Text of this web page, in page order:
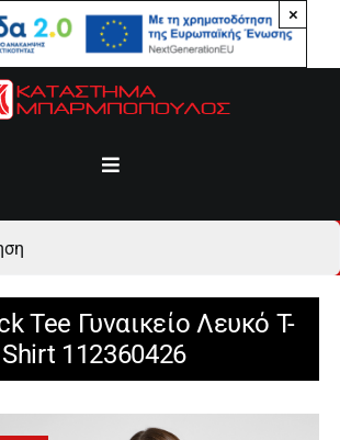
×
Toggle
Tee Γυναικείο Λευκό T-
Shirt 112360426